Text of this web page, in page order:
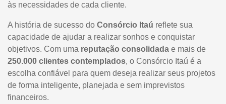
às necessidades de cada cliente.
A história de sucesso do Consórcio Itaú reflete sua
capacidade de ajudar a realizar sonhos e conquistar
objetivos. Com uma reputação consolidada e mais de
250.000 clientes contemplados, o Consórcio Itaú é a
escolha confiável para quem deseja realizar seus projetos
de forma inteligente, planejada e sem imprevistos
financeiros.